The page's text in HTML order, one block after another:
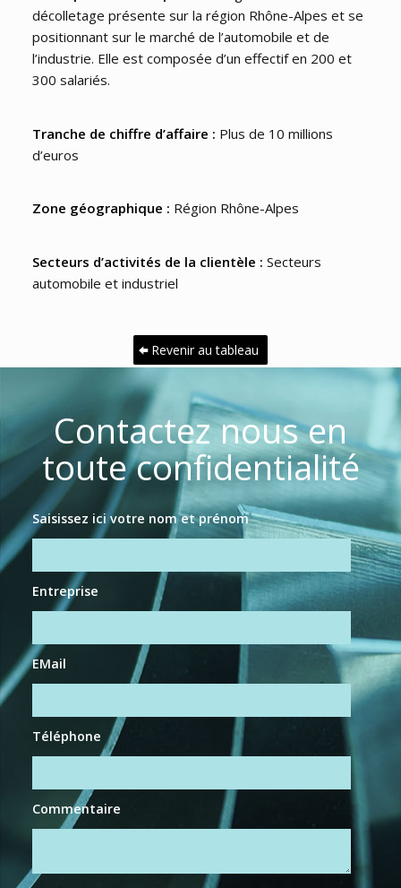
décolletage présente sur la région Rhône-Alpes et se
positionnant sur le marché de l’automobile et de
l’industrie. Elle est composée d’un effectif en 200 et
300 salariés.
Tranche de chiffre d’affaire : Plus de 10 millions
d’euros
Zone géographique : Région Rhône-Alpes
Secteurs d’activités de la clientèle : Secteurs
automobile et industriel
Revenir au tableau
Contactez nous en
toute confidentialité
Saisissez ici votre nom et prénom
Entreprise
EMail
Téléphone
Commentaire